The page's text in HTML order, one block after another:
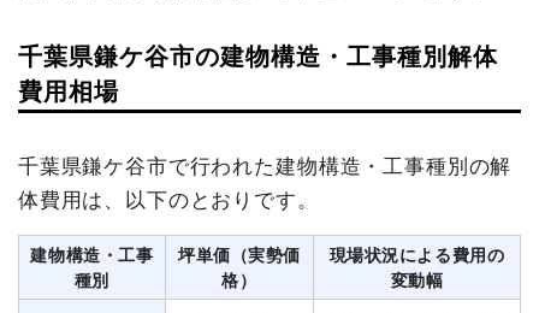
千葉県鎌ケ谷市の建物構造・工事種別解体
費用相場
千葉県鎌ケ谷市で行われた建物構造・工事種別の解
体費用は、以下のとおりです。
建物構造・工事
種別
坪単価（実勢価
格）
現場状況による費用の
変動幅